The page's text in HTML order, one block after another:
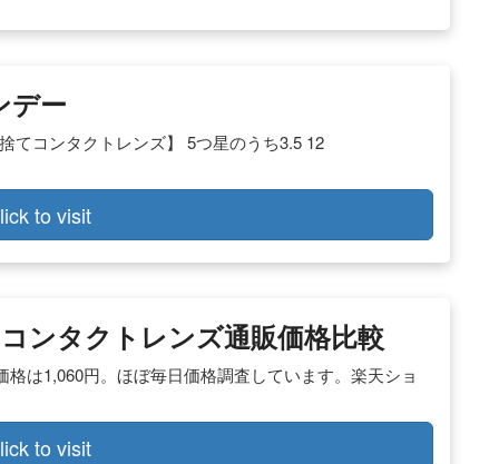
ー
コンタクトレンズ】 5つ星のうち3.5 12
to visit
ンタクトレンズ通販価格比較
は1,060円。ほぼ毎日価格調査しています。楽天ショ
to visit